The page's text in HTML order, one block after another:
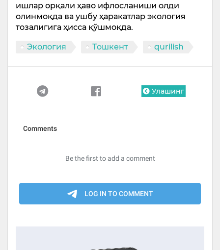
ишлар орқали ҳаво ифлосланиши олди
олинмоқда ва ушбу ҳаракатлар экология
тозалигига ҳисса қўшмоқда.
Экология Тошкент qurilish
Улашинг